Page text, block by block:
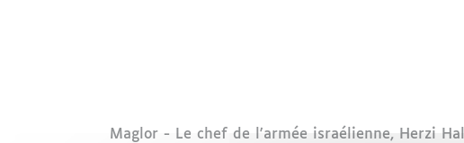
Maglor - Le chef de l'armée israélienne, Herzi